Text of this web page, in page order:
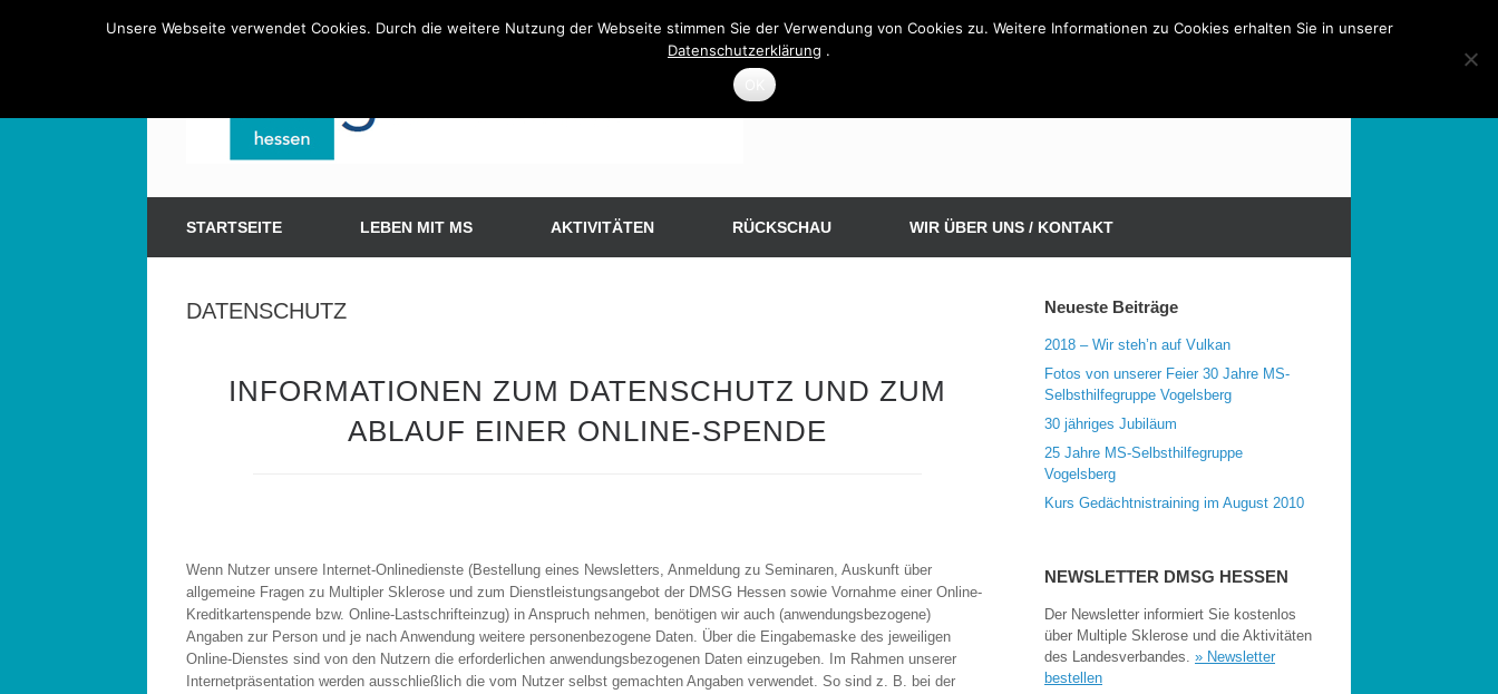
STARTSEITE LEBEN MIT MS AKTIVITÄTEN RÜCKSCHAU WIR ÜBER UNS / KONTAKT
DATENSCHUTZ
INFORMATIONEN ZUM DATENSCHUTZ UND ZUM
ABLAUF EINER ONLINE-SPENDE
Wenn Nutzer unsere Internet-Onlinedienste (Bestellung eines Newsletters, Anmeldung zu Seminaren, Auskunft über
allgemeine Fragen zu Multipler Sklerose und zum Dienstleistungsangebot der DMSG Hessen sowie Vornahme einer Online-
Kreditkartenspende bzw. Online-Lastschrifteinzug) in Anspruch nehmen, benötigen wir auch (anwendungsbezogene)
Angaben zur Person und je nach Anwendung weitere personenbezogene Daten. Über die Eingabemaske des jeweiligen
Online-Dienstes sind von den Nutzern die erforderlichen anwendungsbezogenen Daten einzugeben. Im Rahmen unserer
Internetpräsentation werden ausschließlich die vom Nutzer selbst gemachten Angaben verwendet. So sind z. B. bei der
Neueste Beiträge
2018 – Wir steh’n auf Vulkan
Fotos von unserer Feier 30 Jahre MS-
Selbsthilfegruppe Vogelsberg
30 jähriges Jubiläum
25 Jahre MS-Selbsthilfegruppe
Vogelsberg
Kurs Gedächtnistraining im August 2010
NEWSLETTER DMSG HESSEN
Der Newsletter informiert Sie kostenlos
über Multiple Sklerose und die Aktivitäten
des Landesverbandes.» Newsletter
bestellen
Unsere Webseite verwendet Cookies. Durch die weitere Nutzung der Webseite stimmen Sie der Verwendung von Cookies zu. Weitere Informationen zu Cookies erhalten Sie in unserer
Datenschutzerklärung .